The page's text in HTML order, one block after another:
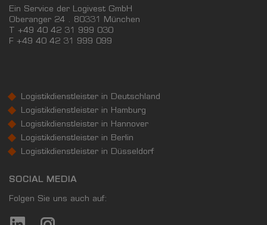
Ein Service der Logivest GmbH
Oberanger 24 . 80331 München
T +49 40 42 31 999 030
F +49 40 42 31 999 099
Logistikdienstleister in Deutschland
Logistikdienstleister in Hamburg
Logistikdienstleister in Hannover
Logistikdienstleister in Berlin
Logistikdienstleister in Düsseldorf
SOCIAL MEDIA
Folgen Sie uns auch auf: